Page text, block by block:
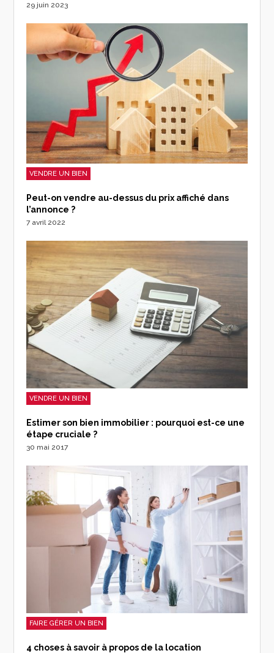
29 juin 2023
VENDRE UN BIEN
Peut-on vendre au-dessus du prix affiché dans
l’annonce ?
7 avril 2022
VENDRE UN BIEN
Estimer son bien immobilier : pourquoi est-ce une
étape cruciale ?
30 mai 2017
FAIRE GÉRER UN BIEN
4 choses à savoir à propos de la location